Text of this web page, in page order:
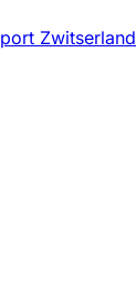
Zwitserland